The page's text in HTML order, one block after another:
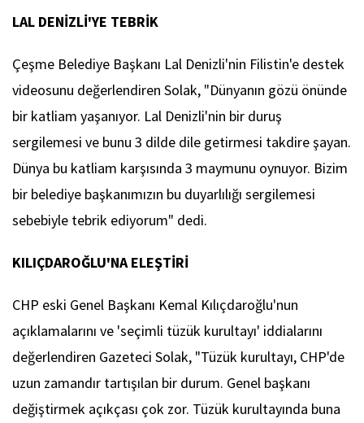
LAL DENİZLİ'YE TEBRİK
Çeşme Belediye Başkanı Lal Denizli'nin Filistin'e destek
videosunu değerlendiren Solak, "Dünyanın gözü önünde
bir katliam yaşanıyor. Lal Denizli'nin bir duruş
sergilemesi ve bunu 3 dilde dile getirmesi takdire şayan.
Dünya bu katliam karşısında 3 maymunu oynuyor. Bizim
bir belediye başkanımızın bu duyarlılığı sergilemesi
sebebiyle tebrik ediyorum" dedi.
KILIÇDAROĞLU'NA ELEŞTİRİ
CHP eski Genel Başkanı Kemal Kılıçdaroğlu'nun
açıklamalarını ve 'seçimli tüzük kurultayı' iddialarını
değerlendiren Gazeteci Solak, "Tüzük kurultayı, CHP'de
uzun zamandır tartışılan bir durum. Genel başkanı
değiştirmek açıkçası çok zor. Tüzük kurultayında buna